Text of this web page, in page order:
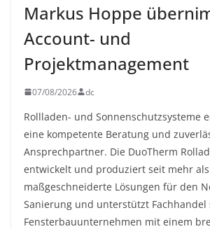
Markus Hoppe
Account- und
Projektmanagement
07/08/2026 dc
Rollladen- und Sonnenschutzsysteme
eine kompetente Beratung und
Ansprechpartner. Die DuoTherm
entwickelt und produziert seit mehr als
maßgeschneiderte Lösungen für den
Sanierung und unterstützt Fachhandel
Fensterbauunternehmen mit einem